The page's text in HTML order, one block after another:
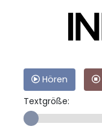
Hören
Textgröße: